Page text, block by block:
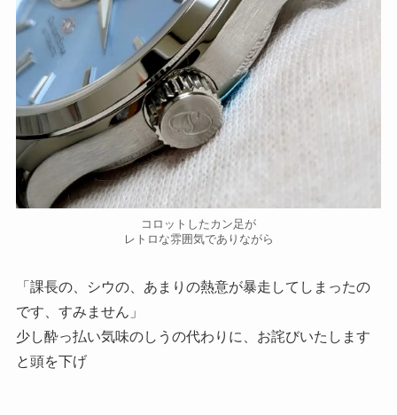
コロットしたカン足が
レトロな雰囲気でありながら
「課長の、シウの、あまりの熱意が暴走してしまったの
です、すみません」
少し酔っ払い気味のしうの代わりに、お詫びいたします
と頭を下げ